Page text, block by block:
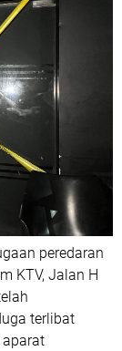
peredaran
KTV, Jalan H
terlibat